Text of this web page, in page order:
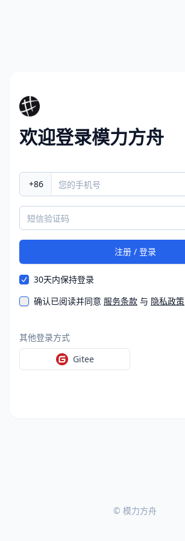
欢迎登录模力方舟
+86
注册 / 登录
30天内保持登录
确认已阅读并同意 服务条款 与 隐私政策
其他登录方式
Gitee
© 模力方舟